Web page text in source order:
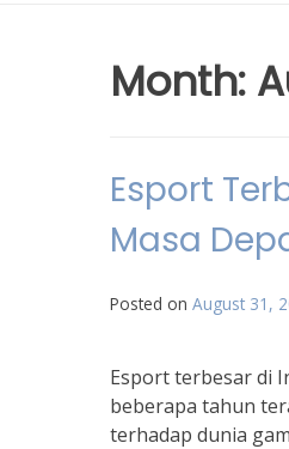
Month:
Esport
Masa
Posted on August 31,
Esport terbesar di
beberapa tahun
terhadap dunia